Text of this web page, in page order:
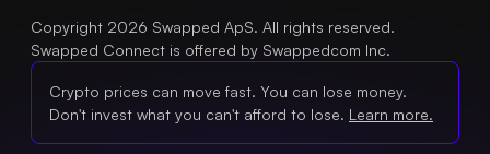
Copyright 2026 Swapped ApS. All rights reserved.
Swapped Connect is offered by Swappedcom Inc.
Crypto prices can move fast. You can lose money.
Don't invest what you can't afford to lose. Learn more.